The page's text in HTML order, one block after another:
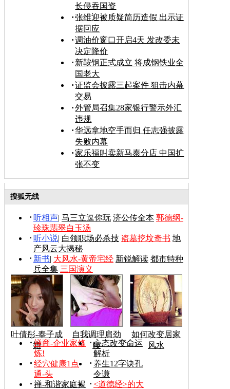
长侵吞国资
张维迎被质疑简历造假 出示证
据回应
调油价窗口开启4天 发改委未
决定降价
新鞍钢正式成立 将成钢铁业全
国老大
证监会披露三起案件 狙击内幕
交易
外管局召集28家银行警示外汇
违规
华远拿地空手而归 任志强披露
失败内幕
家乐福叫卖新马泰分店 中国扩
张不变
搜狐无线
听相声| 马三立逗你玩 济公传全本 郭德纲-
珍珠翡翠白玉汤
听小说| 白领职场必杀技 盗墓挖坟奇书 地
产风云大揭秘
新书| 大风水-黄帝宅经 新锐解读 都市特种
兵全集 三国演义
叶倩彤-奉子成
婚
自我调理肩劲
腰
如何改变居家
风水
禅商-企业家修
炼!
心态改变命运
解析
经穴健康1点
通-头
养生12字诀孔
令谦
禅-和谐家庭揭
<道德经>的大